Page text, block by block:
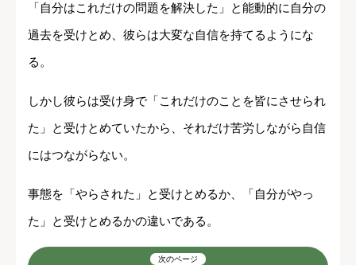
「自分はこれだけの問題を解決した」と能動的に自分の
過去を受けとめ、彼らは大変な自信を持てるようにな
る。
しかし彼らは受け身で「これだけのことを皆にさせられ
た」と受けとめていたから、それだけ苦労しながら自信
にはつながらない。
事態を「やらされた」と受けとめるか、「自分がやっ
た」と受けとめるかの違いである。
次のページ